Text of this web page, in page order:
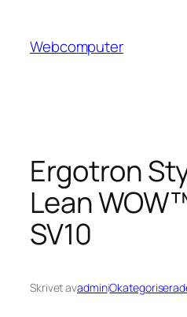
innehåll
Webcomputer
Ergotron
Lean
SV10
Skrivet avadmini